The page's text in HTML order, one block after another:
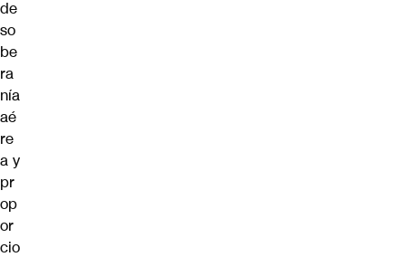
de
so
be
ra
nía
aé
re
a y
pr
op
or
cio